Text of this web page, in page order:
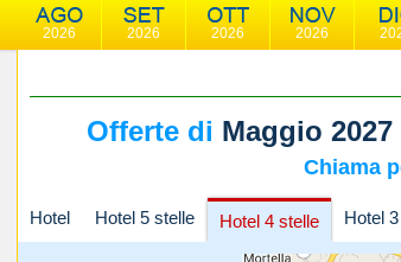
2026 2026 2026 2026
Offerte di Maggio 2027
Chiama
Hotel Hotel 5 stelle Hotel 4 stelle Hotel